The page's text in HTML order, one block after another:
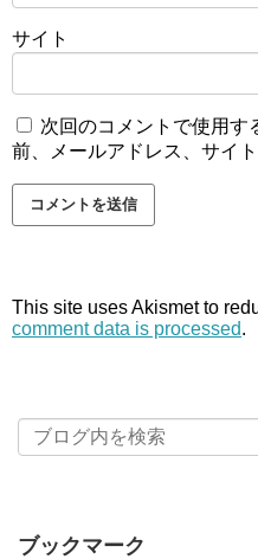
サイト
次回のコメントで使用す
前、メールアドレス、サイト
This site uses Akismet to
comment data is processed.
ブックマーク